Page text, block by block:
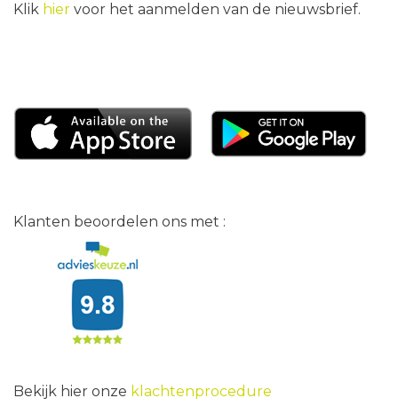
Klik hier voor het aanmelden van de nieuwsbrief.
Klanten beoordelen ons met :
Bekijk hier onze klachtenprocedure